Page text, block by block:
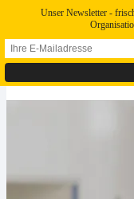
Unser Newsletter -